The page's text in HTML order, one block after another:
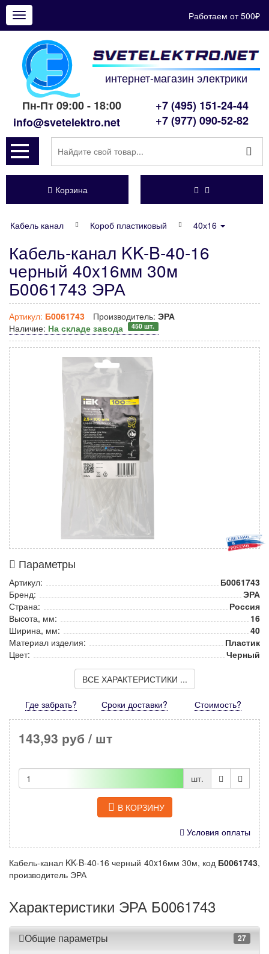
Показать
меню
Работаем от 500₽
интернет-магазин электрики
Пн-Пт 09:00 - 18:00
info@svetelektro.net
+7 (495) 151-24-44
+7 (977) 090-52-82
Корзина
Кабель канал Короб пластиковый 40х16
Кабель-канал KK-B-40-16
черный 40x16мм 30м
Б0061743 ЭРА
Артикул: Б0061743 Производитель: ЭРА
Наличие: На складе завода 450 шт.
Параметры
Артикул:
Б0061743
Бренд:
ЭРА
Страна:
Россия
Высота, мм:
16
Ширина, мм:
40
Материал изделия:
Пластик
Цвет:
Черный
ВСЕ ХАРАКТЕРИСТИКИ ...
Где забрать? Сроки доставки? Стоимость?
143,93 руб / шт
шт.
В КОРЗИНУ
Условия оплаты
Кабель-канал KK-B-40-16 черный 40x16мм 30м, код Б0061743,
производитель ЭРА
Характеристики ЭРА Б0061743
Общие параметры 27